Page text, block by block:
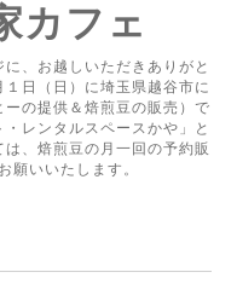
カフェ
、お越しいただきありがと
日（日）に埼玉県越谷市に
の提供＆焙煎豆の販売）で
レンタルスペースかや」と
、焙煎豆の月一回の予約販
願いいたします。